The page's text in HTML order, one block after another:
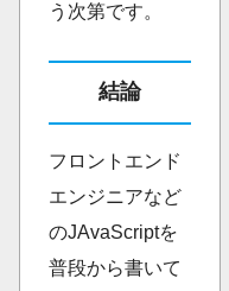
う次第です。
結論
フロントエンド
エンジニアなど
のJAvaScriptを
普段から書いて